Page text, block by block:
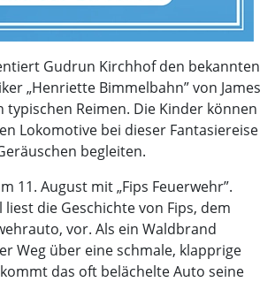
Gudrun Kirchhof den bekannten
„Henriette Bimmelbahn” von James
typischen Reimen. Die Kinder können
Lokomotive bei dieser Fantasiereise
begleiten.
11. August mit „Fips Feuerwehr”.
die Geschichte von Fips, dem
vor. Als ein Waldbrand
Weg über eine schmale, klapprige
das oft belächelte Auto seine